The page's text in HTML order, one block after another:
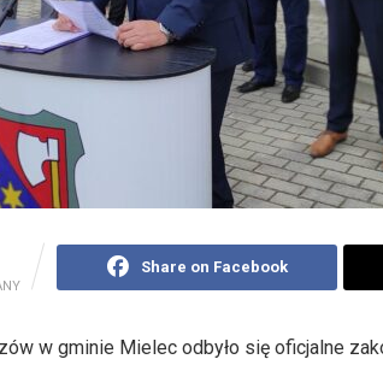
Share on Facebook
w gminie Mielec odbyło się oficjalne